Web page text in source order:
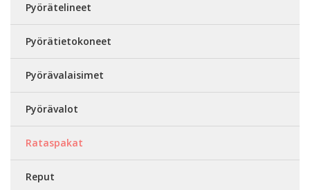
Pyörätelineet
Pyörätietokoneet
Pyörävalaisimet
Pyörävalot
Rataspakat
Reput